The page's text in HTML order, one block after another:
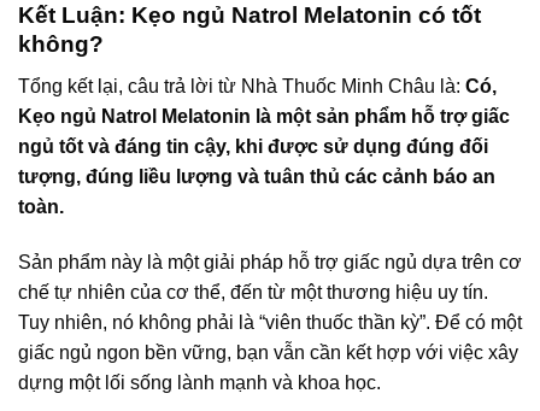
Kết Luận: Kẹo ngủ Natrol Melatonin có tốt
không?
Tổng kết lại, câu trả lời từ Nhà Thuốc Minh Châu là: Có,
Kẹo ngủ Natrol Melatonin là một sản phẩm hỗ trợ giấc
ngủ tốt và đáng tin cậy, khi được sử dụng đúng đối
tượng, đúng liều lượng và tuân thủ các cảnh báo an
toàn.
Sản phẩm này là một giải pháp hỗ trợ giấc ngủ dựa trên cơ
chế tự nhiên của cơ thể, đến từ một thương hiệu uy tín.
Tuy nhiên, nó không phải là “viên thuốc thần kỳ”. Để có một
giấc ngủ ngon bền vững, bạn vẫn cần kết hợp với việc xây
dựng một lối sống lành mạnh và khoa học.